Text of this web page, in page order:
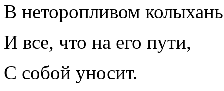
В неторопливом
И все, что на его пути,
С собой уносит.